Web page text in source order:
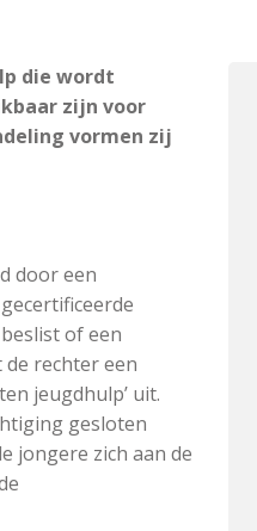
die wordt
zijn voor
vormen zij
door een
of een
rechter een
jeugdhulp’ uit.
gesloten
jongere zich aan de